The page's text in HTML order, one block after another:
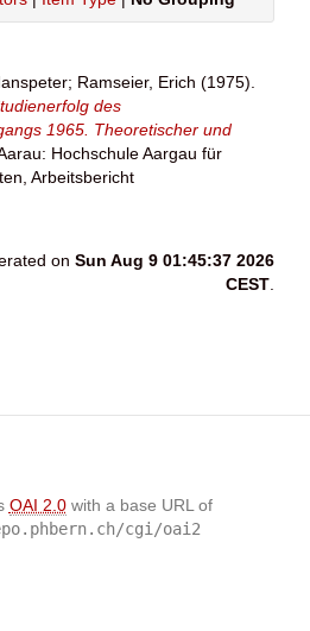
; Ramseier, Erich (1975).
des
1965. Theoretischer und
Hochschule Aargau für
Arbeitsbericht
on Sun Aug 9 01:45:37 2026
CEST
OAI 2.0with a base URL of
cgi/oai2